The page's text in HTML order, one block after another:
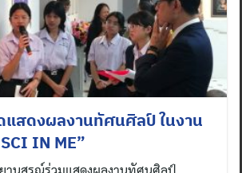
แสดงผลงานทัศนศิลป์ ในงาน
IN ME”